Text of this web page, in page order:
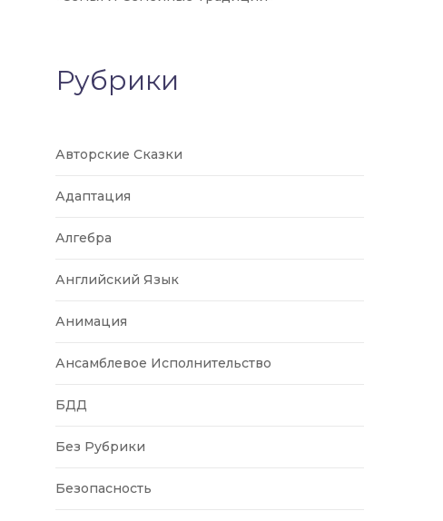
Рубрики
Авторские Сказки
Адаптация
Алгебра
Английский Язык
Анимация
Ансамблевое Исполнительство
БДД
Без Рубрики
Безопасность